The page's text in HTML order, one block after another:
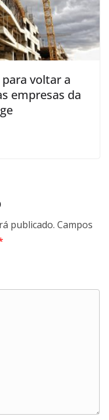
voltar a
empresas da
publicado. Campos